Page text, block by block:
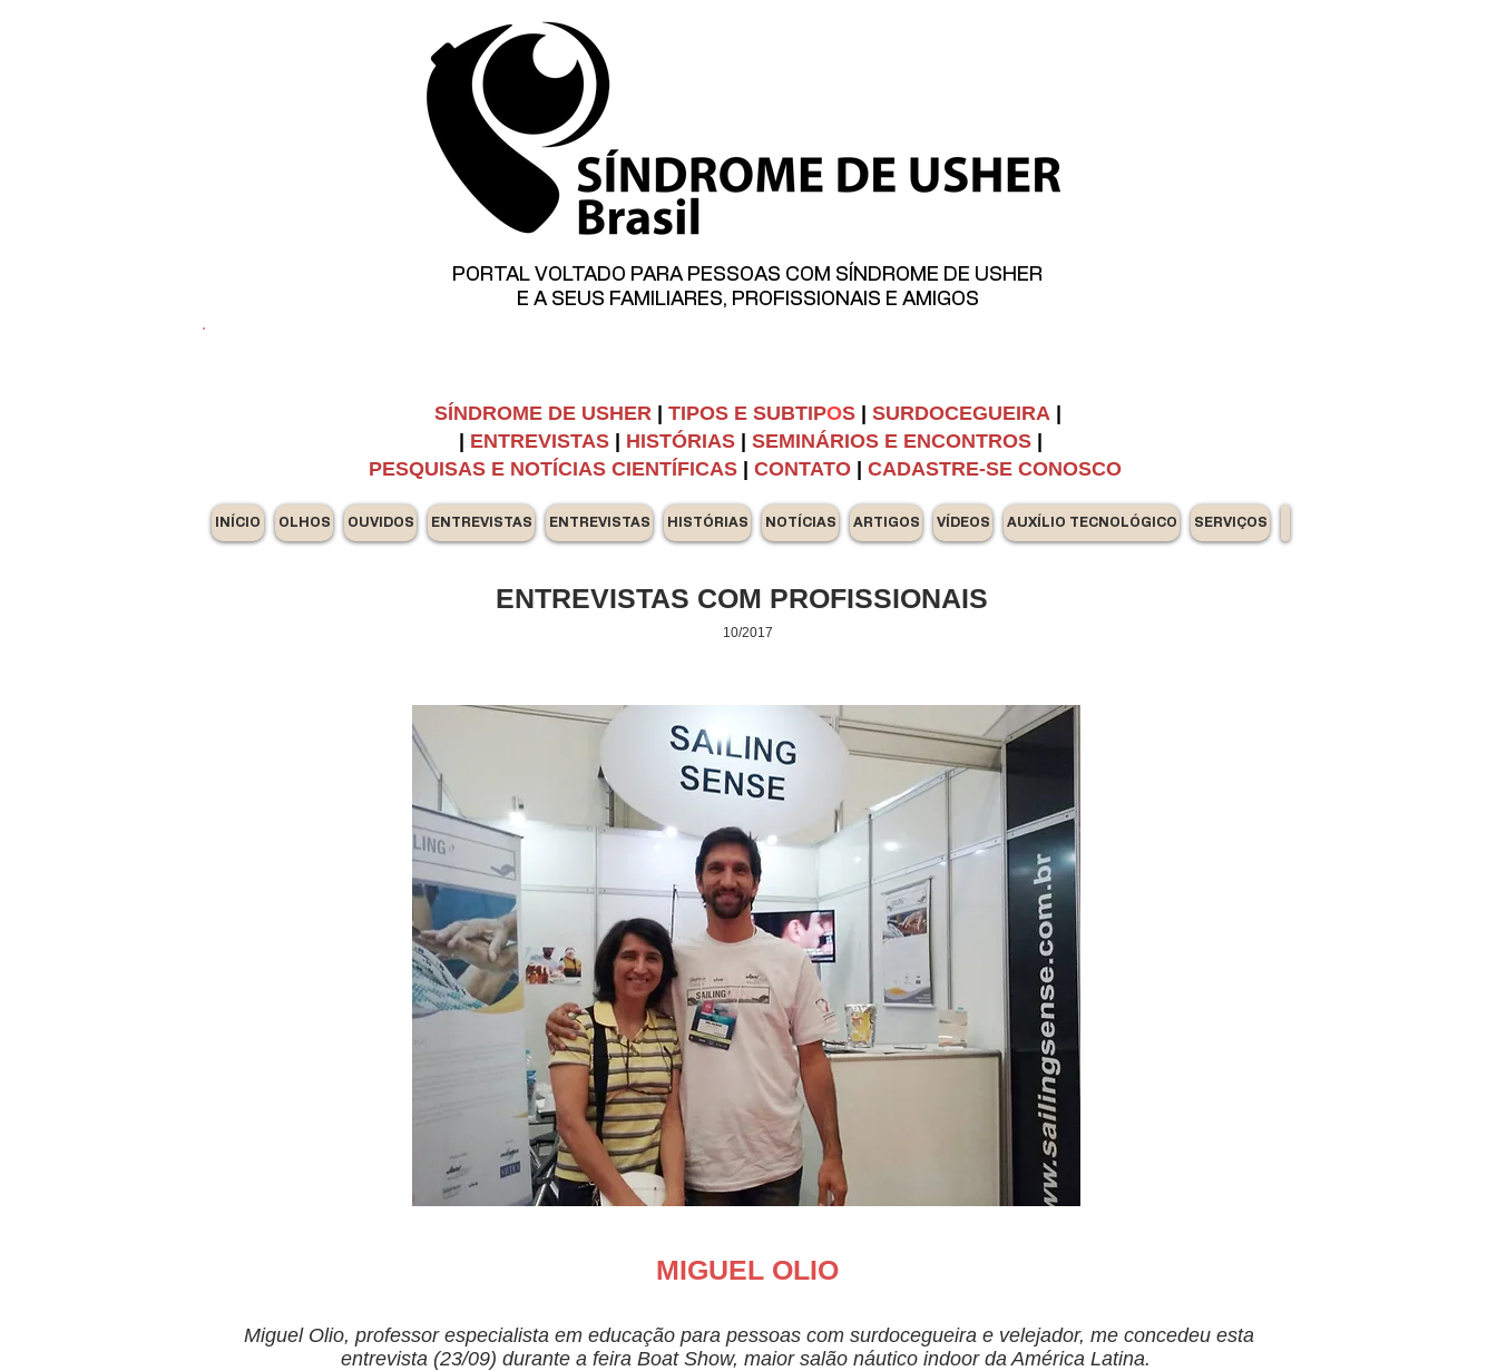
PORTAL VOLTADO PARA PESSOAS COM SÍNDROME DE USHER
E A SEUS FAMILIARES, PROFISSIONAIS E AMIGOS
SÍNDROME DE USHER TIPOS E SUBTIPOS SURDOCEGUEIRA
ENTREVISTAS HISTÓRIAS| SEMINÁRIOS E ENCONTROS
PESQUISAS E NOTÍCIAS CIENTÍFICAS
CONTATO CADASTRE-SE CONOSCO
INÍCIO OLHOS OUVIDOS ENTREVISTAS ENTREVISTAS HISTÓRIAS NOTÍCIAS ARTIGOS VÍDEOS AUXÍLIO TECNOLÓGICO SERVIÇOS
ENTREVISTAS COM PROFISSIONAIS
10/2017
MIGUEL OLIO
Miguel Olio, professor especialista em educação para pessoas com surdocegueira e velejador, me concedeu esta
entrevista (23/09) durante a feira Boat Show, maior salão náutico indoor da América Latina.